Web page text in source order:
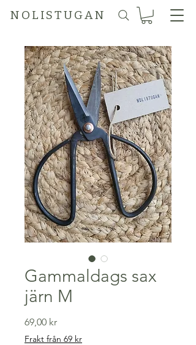
N O L I S T U G A N
Gammaldags sax
järn M
69,00 krPris
Frakt från 69 kr